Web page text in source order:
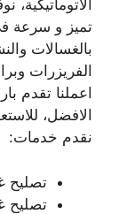
تميز و سرعة
بالغسالات
الفريزرات
اعملنا تقدم
الافضل،
نقدم خدمات:
تصليح
تصليح